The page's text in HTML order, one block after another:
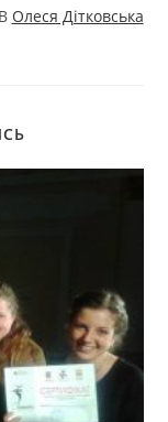
Олеся Дітковська